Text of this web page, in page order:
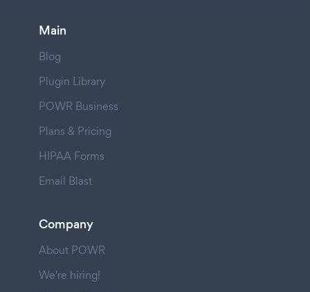
Main
Blog
Plugin Library
POWR Business
Plans & Pricing
HIPAA Forms
Email Blast
Company
About POWR
We're hiring!